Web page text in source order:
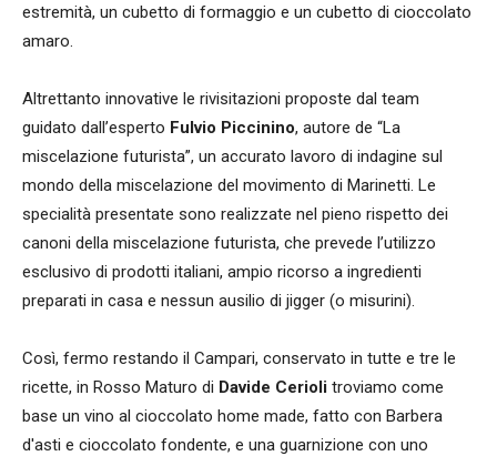
estremità, un cubetto di formaggio e un cubetto di cioccolato
amaro.
Altrettanto innovative le rivisitazioni proposte dal team
guidato dall’esperto Fulvio Piccinino, autore de “La
miscelazione futurista”, un accurato lavoro di indagine sul
mondo della miscelazione del movimento di Marinetti. Le
specialità presentate sono realizzate nel pieno rispetto dei
canoni della miscelazione futurista, che prevede l’utilizzo
esclusivo di prodotti italiani, ampio ricorso a ingredienti
preparati in casa e nessun ausilio di jigger (o misurini).
Così, fermo restando il Campari, conservato in tutte e tre le
ricette, in Rosso Maturo di Davide Cerioli troviamo come
base un vino al cioccolato home made, fatto con Barbera
d'asti e cioccolato fondente, e una guarnizione con uno